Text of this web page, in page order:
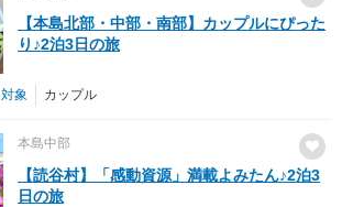
【本島北部・中部・南部】カップルにぴった
り♪2泊3日の旅
対象 カップル
本島中部
【読谷村】「感動資源」満載よみたん♪2泊3
日の旅